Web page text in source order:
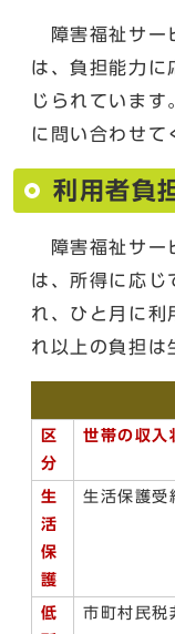
障害福祉サー
は、負担能力に
じられています
に問い合わせて
利用者負
障害福祉サー
は、所得に応じ
れ、ひと月に利
れ以上の負担は
区
分
世帯の収入
生
活
保
護
生活保護受
低
市町村民税